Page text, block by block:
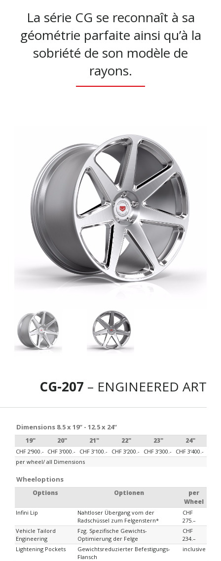
La série CG se reconnaît à sa
géométrie parfaite ainsi qu’à la
sobriété de son modèle de
rayons.
CG-207 – ENGINEERED ART
Dimensions 8.5 x 19“ - 12.5 x 24“
19" 20" 21" 22" 23" 24"
CHF 2‘900.- CHF 3‘000.- CHF 3‘100.- CHF 3‘200.- CHF 3‘300.-
CHF 3‘400.-
per wheel/ all Dimensions
Wheeloptions
Options Optionen
per
Wheel
Infini Lip
Nahtloser Übergang vom der
Radschüssel zum Felgenstern*
CHF
275.–
Vehicle Tailord
Engineering
Fzg. Spezifische Gewichts-
Optimierung der Felge
CHF
234.–
Lightening Pockets
Gewichtsreduzierter Befestigungs-
Flansch
inclusive